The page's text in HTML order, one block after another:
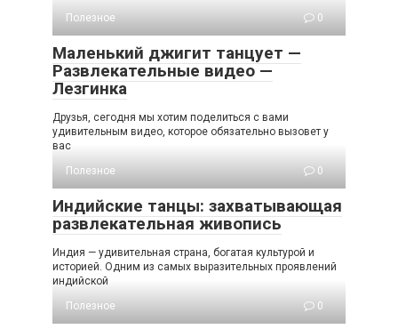
Полезное
0
Маленький джигит танцует —
Развлекательные видео —
Лезгинка
Друзья, сегодня мы хотим поделиться с вами
удивительным видео, которое обязательно вызовет у
вас
Полезное
0
Индийские танцы: захватывающая
развлекательная живопись
Индия — удивительная страна, богатая культурой и
историей. Одним из самых выразительных проявлений
индийской
Полезное
0